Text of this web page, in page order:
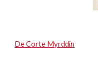
De Corte Myrddin